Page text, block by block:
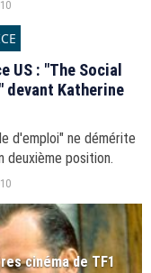
US : "The Social
devant Katherine
d'emploi" ne démérite
deuxième position.
cinéma de TF1